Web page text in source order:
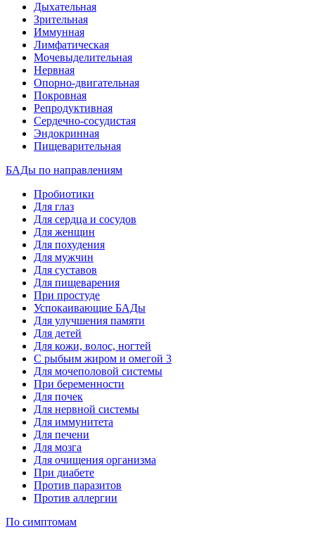
Дыхательная
Зрительная
Иммунная
Лимфатическая
Мочевыделительная
Нервная
Опорно-двигательная
Покровная
Репродуктивная
Сердечно-сосудистая
Эндокринная
Пищеварительная
БАДы по направлениям
Пробиотики
Для глаз
Для сердца и сосудов
Для женщин
Для похудения
Для мужчин
Для суставов
Для пищеварения
При простуде
Успокаивающие БАДы
Для улучшения памяти
Для детей
Для кожи, волос, ногтей
С рыбьим жиром и омегой 3
Для мочеполовой системы
При беременности
Для почек
Для нервной системы
Для иммунитета
Для печени
Для мозга
Для очищения организма
При диабете
Против паразитов
Против аллергии
По симптомам